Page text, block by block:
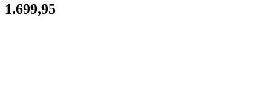
1.699,95